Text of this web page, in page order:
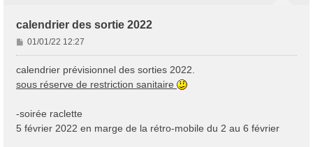
calendrier des sortie 2022
M
e
s
a
e
01/01/22 12:27
calendrier prévisionnel des sorties 2022.
sous réserve de restriction sanitaire
-soirée raclette
5 février 2022 en marge de la rétro-mobile du 2 au 6 février